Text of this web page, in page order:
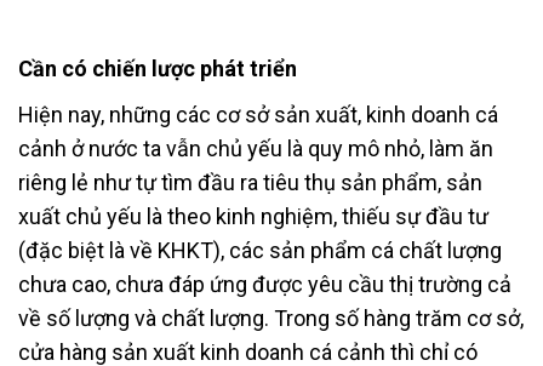
Cần có chiến lược phát triển
Hiện nay, những các cơ sở sản xuất, kinh doanh cá
cảnh ở nước ta vẫn chủ yếu là quy mô nhỏ, làm ăn
riêng lẻ như tự tìm đầu ra tiêu thụ sản phẩm, sản
xuất chủ yếu là theo kinh nghiệm, thiếu sự đầu tư
(đặc biệt là về KHKT), các sản phẩm cá chất lượng
chưa cao, chưa đáp ứng được yêu cầu thị trường cả
về số lượng và chất lượng. Trong số hàng trăm cơ sở,
cửa hàng sản xuất kinh doanh cá cảnh thì chỉ có